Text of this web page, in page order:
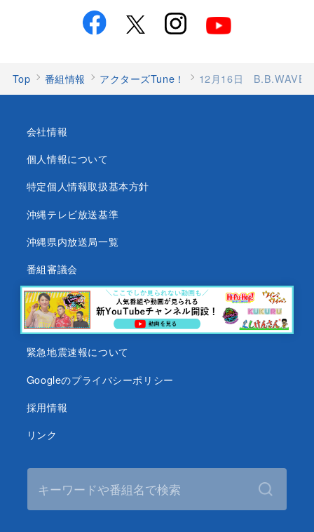
Top 番組情報 アクターズTune！ 12月16日 B.B.WAVES
会社情報
個人情報について
特定個人情報取扱基本方針
沖縄テレビ放送基準
沖縄県内放送局一覧
番組審議会
沖縄テレビ名義の後援依頼について
テレビ視聴データについて
緊急地震速報について
Googleのプライバシーポリシー
採用情報
リンク